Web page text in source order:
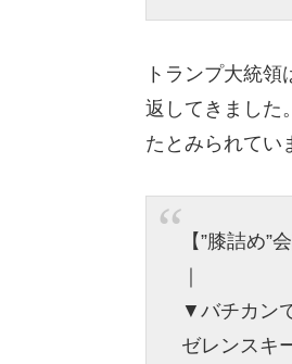
トランプ大統
返してきました
たとみられてい
【”膝詰め”
▼バチカン
ゼレンスキ